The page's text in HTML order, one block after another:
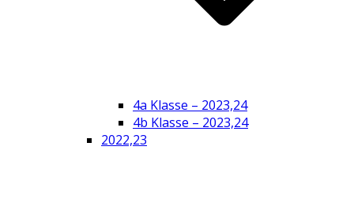
4a Klasse – 2023,24
4b Klasse – 2023,24
2022,23